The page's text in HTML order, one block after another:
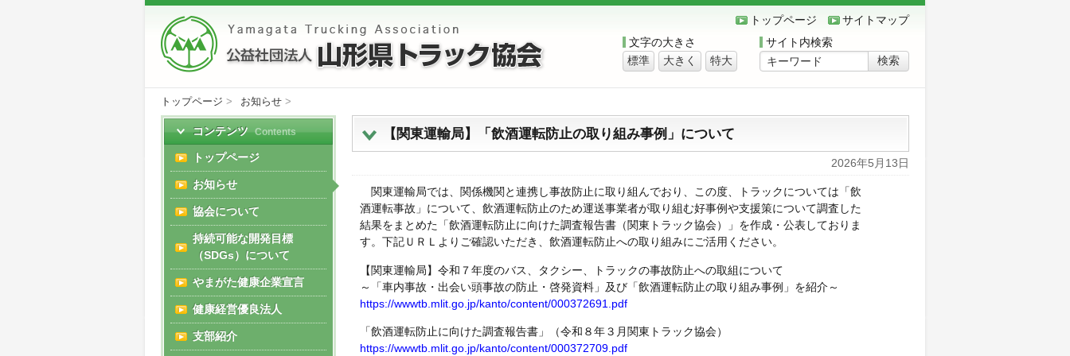
トップページ
サイトマップ
文字の大きさ
標準
大きく 特大
サイト内検索
トップページ > お知らせ >
【関東運輸局】「飲酒運転防止の取り組み事例」について
2026年5月13日
関東運輸局では、関係機関と連携し事故防止に取り組んでおり、この度、トラックについては「飲
酒運転事故」について、飲酒運転防止のため運送事業者が取り組む好事例や支援策について調査した
結果をまとめた「飲酒運転防止に向けた調査報告書（関東トラック協会）」を作成・公表しておりま
す。下記ＵＲＬよりご確認いただき、飲酒運転防止への取り組みにご活用ください。
【関東運輸局】令和７年度のバス、タクシー、トラックの事故防止への取組について
～「車内事故・出会い頭事故の防止・啓発資料」及び「飲酒運転防止の取り組み事例」を紹介～
https://wwwtb.mlit.go.jp/kanto/content/000372691.pdf
「飲酒運転防止に向けた調査報告書」（令和８年３月関東トラック協会）
https://wwwtb.mlit.go.jp/kanto/content/000372709.pdf
コンテンツ Contents
トップページ
お知らせ
協会について
持続可能な開発目標
（SDGs）について
やまがた健康企業宣言
健康経営優良法人
支部紹介